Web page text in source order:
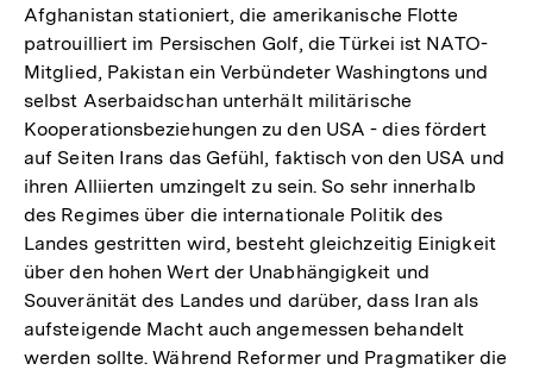
der
Fußnote
Afghanistan stationiert, die amerikanische Flotte
patrouilliert im Persischen Golf, die Türkei ist NATO-
Mitglied, Pakistan ein Verbündeter Washingtons und
selbst Aserbaidschan unterhält militärische
Kooperationsbeziehungen zu den USA - dies fördert
auf Seiten Irans das Gefühl, faktisch von den USA und
ihren Alliierten umzingelt zu sein. So sehr innerhalb
des Regimes über die internationale Politik des
Landes gestritten wird, besteht gleichzeitig Einigkeit
über den hohen Wert der Unabhängigkeit und
Souveränität des Landes und darüber, dass Iran als
aufsteigende Macht auch angemessen behandelt
werden sollte. Während Reformer und Pragmatiker die